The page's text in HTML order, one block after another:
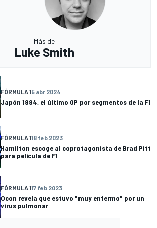
Más de
Luke Smith
FÓRMULA 15 abr 2024
Japón 1994, el último GP por segmentos de la F1
FÓRMULA 118 feb 2023
Hamilton escoge al coprotagonista de Brad Pitt
para película de F1
FÓRMULA 117 feb 2023
Ocon revela que estuvo "muy enfermo" por un
virus pulmonar